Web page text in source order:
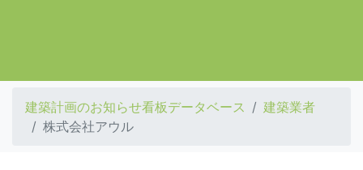
建築計画のお知らせ看板データベース
建築業者
株式会社アウル